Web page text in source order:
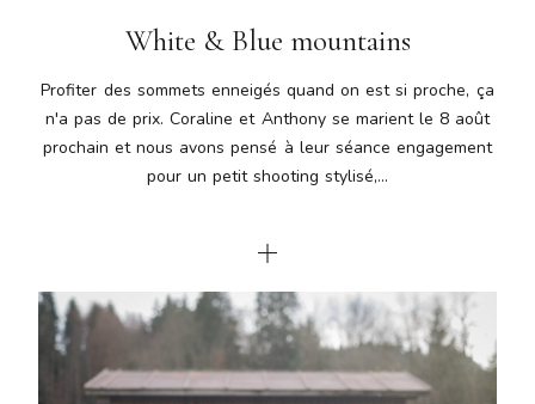
White & Blue mountains
Profiter des sommets enneigés quand on est si proche, ça
n'a pas de prix. Coraline et Anthony se marient le 8 août
prochain et nous avons pensé à leur séance engagement
pour un petit shooting stylisé,...